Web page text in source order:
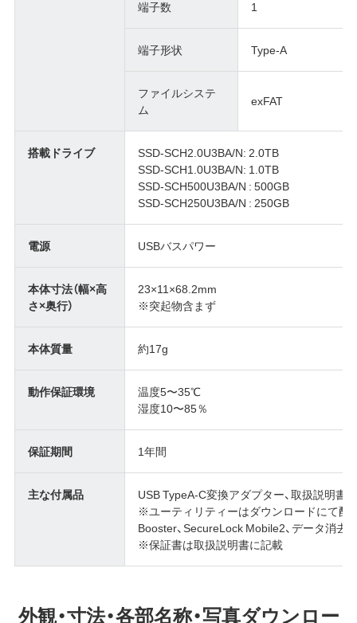
端子数 1
端子形状 Type-A
ファイルシステ
ム
exFAT
搭載ドライブ
SSD-SCH2.0U3BA/N: 2.0TB
SSD-SCH1.0U3BA/N: 1.0TB
SSD-SCH500U3BA/N : 500GB
SSD-SCH250U3BA/N : 250GB
電源 USBバスパワー
本体寸法（幅×高
さ×奥行）
23×11×68.2mm
※突起物含まず
本体質量 約17g
動作保証環境
温度5〜35℃
湿度10〜85％
保証期間 1年間
主な付属品
USB TypeA-C変換アダプター、取扱説明書（
※ユーティリティーはダウンロードにて配
Booster、SecureLock Mobile2、データ消去
※保証書は取扱説明書に記載
外観・寸法・各部名称・写真ダウンロー